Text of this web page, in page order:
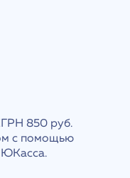
850 руб.
с помощью
ЮКасса.